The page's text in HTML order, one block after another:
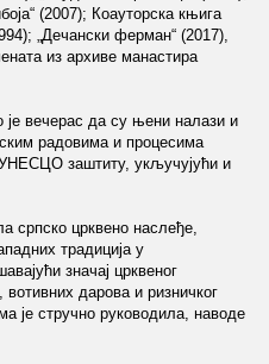
(2007); Коауторска књига
„Дечански ферман“ (2017),
из архиве манастира
вечерас да су њени налази и
радовима и процесима
заштиту, укључујући и
српско црквено наслеђе,
традиција у
значај црквеног
вотивних дарова и ризничког
је стручно руководила, наводе